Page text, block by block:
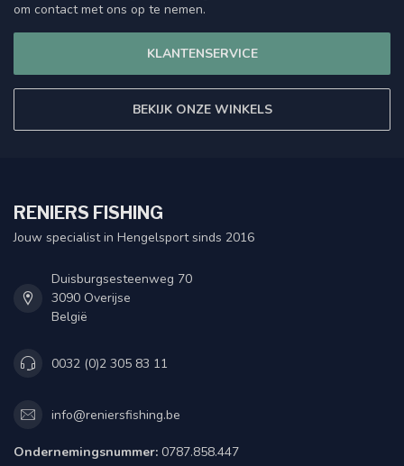
om contact met ons op te nemen.
KLANTENSERVICE
BEKIJK ONZE WINKELS
RENIERS FISHING
Jouw specialist in Hengelsport sinds 2016
Duisburgsesteenweg 70
3090 Overijse
België
0032 (0)2 305 83 11
info@reniersfishing.be
Ondernemingsnummer: 0787.858.447